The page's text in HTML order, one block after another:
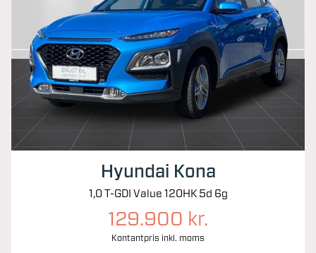
Hyundai Kona
1,0 T-GDI Value 120HK 5d 6g
129.900 kr.
Kontantpris inkl. moms